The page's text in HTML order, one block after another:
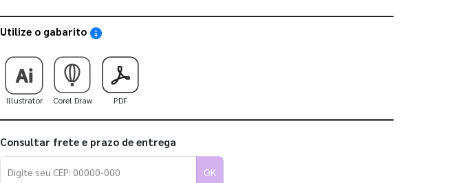
Utilize o gabarito Saiba como utilizar os nossos gabaritos
Illustrator Corel Draw PDF
Consultar frete e prazo de entrega
OK